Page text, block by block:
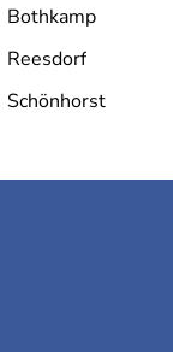
Bothkamp
Reesdorf
Schönhorst